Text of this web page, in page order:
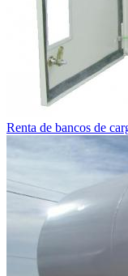
Renta de bancos de